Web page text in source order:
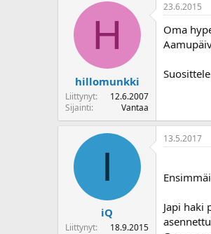
H
hillomunkki
Liittynyt
12.6.2007
Sijainti
Vantaa
23.6.2015
Oma
I
iQ
Liittynyt 18.9.2015
13.5.2017
Japi haki